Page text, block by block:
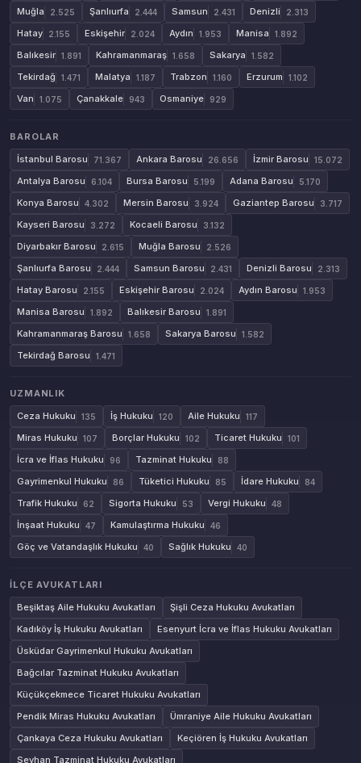
Muğla 2.525 Şanlıurfa 2.444 Samsun 2.431 Denizli 2.313
Hatay 2.155 Eskişehir 2.024 Aydın 1.953 Manisa 1.892
Balıkesir 1.891 Kahramanmaraş 1.658 Sakarya 1.582
Tekirdağ 1.471 Malatya 1.187 Trabzon 1.160 Erzurum 1.102
Van 1.075 Çanakkale 943 Osmaniye 929
BAROLAR
İstanbul Barosu
71.367 Ankara Barosu 26.656 İzmir Barosu 15.072
Antalya Barosu 6.104 Bursa Barosu 5.199 Adana Barosu 5.170
Konya Barosu 4.302 Mersin Barosu 3.924 Gaziantep Barosu 3.717
Kayseri Barosu 3.272 Kocaeli Barosu 3.132
Diyarbakır Barosu 2.615 Muğla Barosu 2.526
Şanlıurfa Barosu 2.444 Samsun Barosu 2.431 Denizli Barosu 2.313
Hatay Barosu 2.155 Eskişehir Barosu 2.024 Aydın Barosu 1.953
Manisa Barosu 1.892 Balıkesir Barosu 1.891
Kahramanmaraş Barosu 1.658 Sakarya Barosu 1.582
Tekirdağ Barosu 1.471
UZMANLIK
Ceza Hukuku
135 İş Hukuku 120 Aile Hukuku 117
Miras Hukuku 107 Borçlar Hukuku 102 Ticaret Hukuku 101
İcra ve İflas Hukuku 96 Tazminat Hukuku 88
Gayrimenkul Hukuku 86 Tüketici Hukuku 85 İdare Hukuku 84
Trafik Hukuku 62 Sigorta Hukuku 53 Vergi Hukuku 48
İnşaat Hukuku 47 Kamulaştırma Hukuku 46
Göç ve Vatandaşlık Hukuku 40 Sağlık Hukuku 40
İLÇE AVUKATLARI
Beşiktaş Aile Hukuku Avukatları
Şişli Ceza Hukuku Avukatları
Kadıköy İş Hukuku Avukatları
Esenyurt İcra ve İflas Hukuku Avukatları
Üsküdar Gayrimenkul Hukuku Avukatları
Bağcılar Tazminat Hukuku Avukatları
Küçükçekmece Ticaret Hukuku Avukatları
Pendik Miras Hukuku Avukatları
Ümraniye Aile Hukuku Avukatları
Çankaya Ceza Hukuku Avukatları
Keçiören İş Hukuku Avukatları
Seyhan Tazminat Hukuku Avukatları